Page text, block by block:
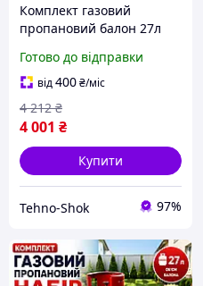
Комплект газовий
пропановий балон 27л
Готово до відправки
від400₴/міс
4 001 ₴
4 212 ₴
Купити
Tehno-Shok 97%